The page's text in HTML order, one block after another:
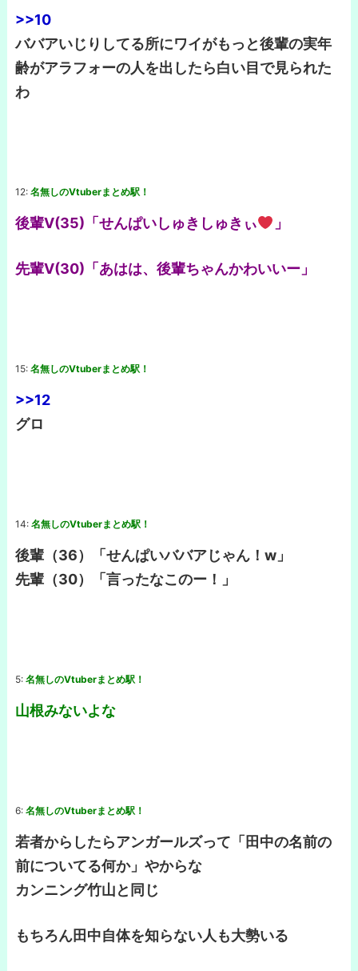
>>10
ババアいじりしてる所にワイがもっと後輩の実年
齢がアラフォーの人を出したら白い目で見られた
わ
12: 名無しのVtuberまとめ駅！
後輩V(35)「せんぱいしゅきしゅきぃ 」
先輩V(30)「あはは、後輩ちゃんかわいいー」
15: 名無しのVtuberまとめ駅！
>>12
グロ
14: 名無しのVtuberまとめ駅！
後輩（36）「せんぱいババアじゃん！w」
先輩（30）「言ったなこのー！」
5: 名無しのVtuberまとめ駅！
山根みないよな
6: 名無しのVtuberまとめ駅！
若者からしたらアンガールズって「田中の名前の
前についてる何か」やからな
カンニング竹山と同じ
もちろん田中自体を知らない人も大勢いる